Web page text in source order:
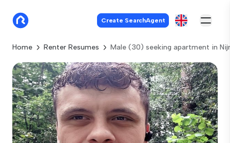
Create SearchAgent
Home Renter Resumes Male (30) seeking apartment in